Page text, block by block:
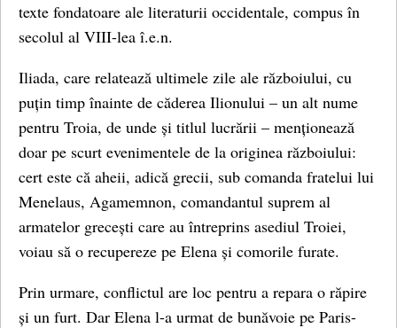
texte fondatoare ale literaturii occidentale, compus în
secolul al VIII-lea î.e.n.
Iliada, care relatează ultimele zile ale războiului, cu
puțin timp înainte de căderea Ilionului – un alt nume
pentru Troia, de unde și titlul lucrării – menționează
doar pe scurt evenimentele de la originea războiului:
cert este că aheii, adică grecii, sub comanda fratelui lui
Menelaus, Agamemnon, comandantul suprem al
armatelor grecești care au întreprins asediul Troiei,
voiau să o recupereze pe Elena și comorile furate.
Prin urmare, conflictul are loc pentru a repara o răpire
și un furt. Dar Elena l-a urmat de bunăvoie pe Paris-